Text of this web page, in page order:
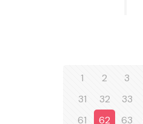
1 2 3
31
32 33
61
62 63